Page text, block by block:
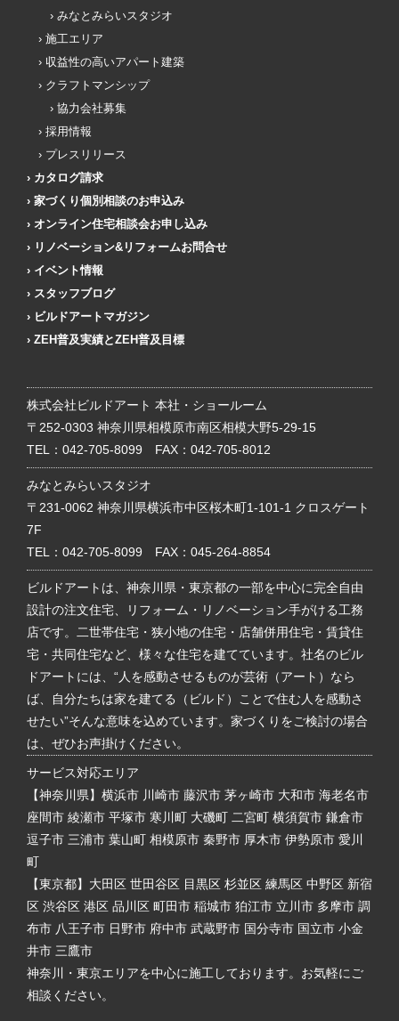
みなとみらいスタジオ
施工エリア
収益性の高いアパート建築
クラフトマンシップ
協力会社募集
採用情報
プレスリリース
カタログ請求
家づくり個別相談のお申込み
オンライン住宅相談会お申し込み
リノベーション&リフォームお問合せ
イベント情報
スタッフブログ
ビルドアートマガジン
ZEH普及実績とZEH普及目標
株式会社ビルドアート 本社・ショールーム
〒252-0303 神奈川県相模原市南区相模大野5-29-15
TEL： 042-705-8099 FAX：042-705-8012
みなとみらいスタジオ
〒231-0062 神奈川県横浜市中区桜木町1-101-1 クロスゲート
7F
TEL： 042-705-8099 FAX：045-264-8854
ビルドアートは、神奈川県・東京都の一部を中心に完全自由
設計の注文住宅、リフォーム・リノベーション手がける工務
店です。二世帯住宅・狭小地の住宅・店舗併用住宅・賃貸住
宅・共同住宅など、様々な住宅を建てています。社名のビル
ドアートには、“人を感動させるものが芸術（アート）なら
ば、自分たちは家を建てる（ビルド）ことで住む人を感動さ
せたい”そんな意味を込めています。家づくりをご検討の場合
は、ぜひお声掛けください。
サービス対応エリア
【神奈川県】横浜市 川崎市 藤沢市 茅ヶ崎市 大和市 海老名市
座間市 綾瀬市 平塚市 寒川町 大磯町 二宮町 横須賀市 鎌倉市
逗子市 三浦市 葉山町 相模原市 秦野市 厚木市 伊勢原市 愛川
町
【東京都】大田区 世田谷区 目黒区 杉並区 練馬区 中野区 新宿
区 渋谷区 港区 品川区 町田市 稲城市 狛江市 立川市 多摩市 調
布市 八王子市 日野市 府中市 武蔵野市 国分寺市 国立市 小金
井市 三鷹市
神奈川・東京エリアを中心に施工しております。お気軽にご
相談ください。